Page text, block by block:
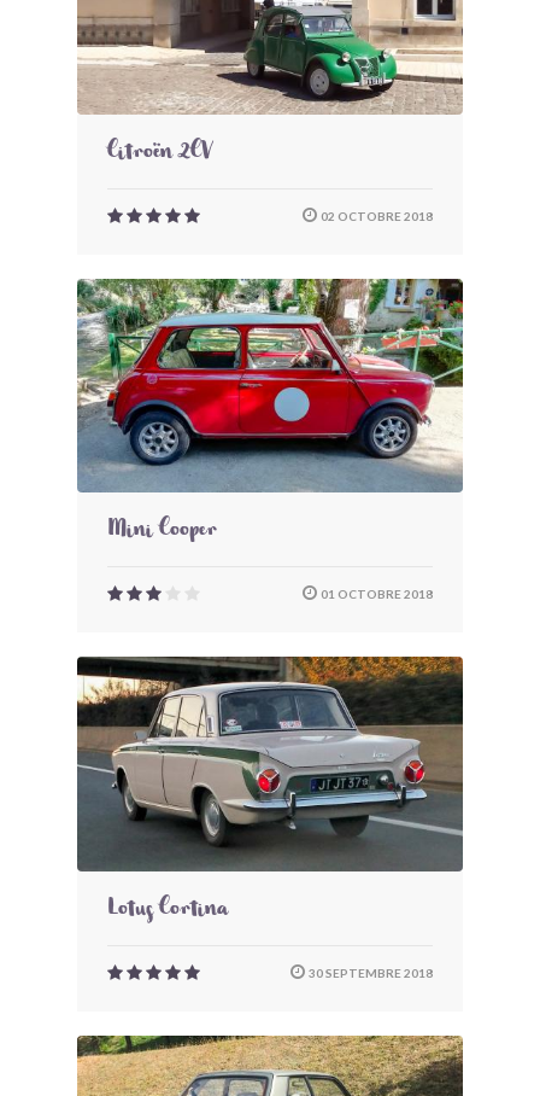
Citroën 2CV
02 OCTOBRE 2018
Mini Cooper
01 OCTOBRE 2018
Lotus Cortina
30 SEPTEMBRE 2018